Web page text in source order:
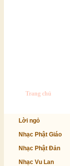
Trang chủ
Lời ngỏ
Nhạc Phật Giáo
Nhạc Phật Đản
Nhạc Vu Lan